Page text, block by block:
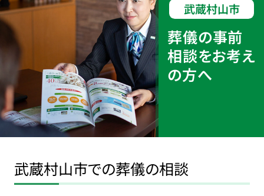
武蔵村山市
葬儀の事前
相談をお考え
の方へ
武蔵村山市での葬儀の相談